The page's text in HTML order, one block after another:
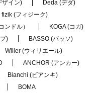
ザイン)
Deda (デダ)
fizik (フィジーク)
ンドル）
KOGA (コガ)
)
BASSO (バッソ)
Wilier (ウィリエール)
ANCHOR (アンカー)
Bianchi (ビアンキ)
BOMA